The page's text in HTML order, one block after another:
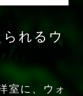
れる ウ
室に、ウォ